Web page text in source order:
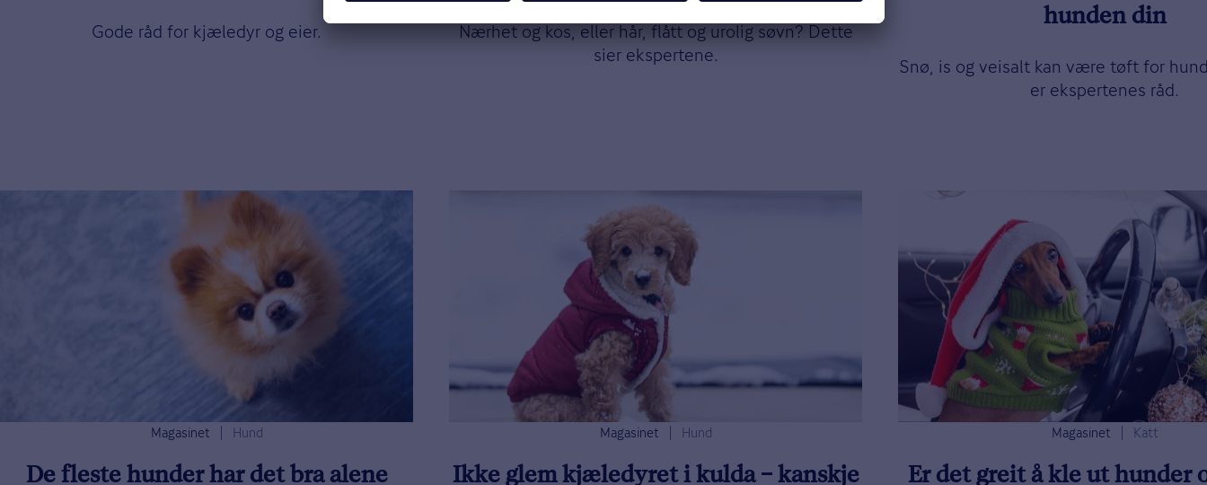
Gode råd for kjæledyr og eier.
Nærhet og kos, eller hår, flått og urolig søvn? Dette
sier ekspertene.
hunden din
Snø, is og veisalt kan være tøft for
er ekspertenes råd.
Magasinet Hund
De fleste hunder har det bra alene
Magasinet Hund
Ikke glem kjæledyret i kulda – kanskje
Magasinet Katt
Er det greit å kle ut hunder